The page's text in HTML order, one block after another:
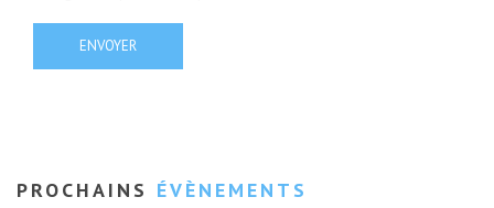
PROCHAINS ÉVÈNEMENTS